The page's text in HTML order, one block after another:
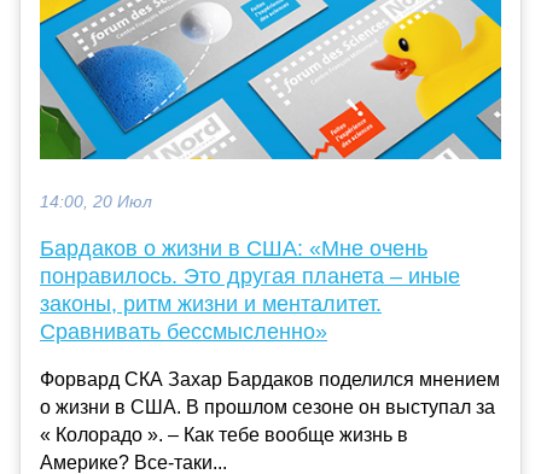
14:00, 20 Июл
Бардаков о жизни в США: «Мне очень
понравилось. Это другая планета – иные
законы, ритм жизни и менталитет.
Сравнивать бессмысленно»
Форвард СКА Захар Бардаков поделился мнением
о жизни в США. В прошлом сезоне он выступал за
« Колорадо ». – Как тебе вообще жизнь в
Америке? Все-таки...